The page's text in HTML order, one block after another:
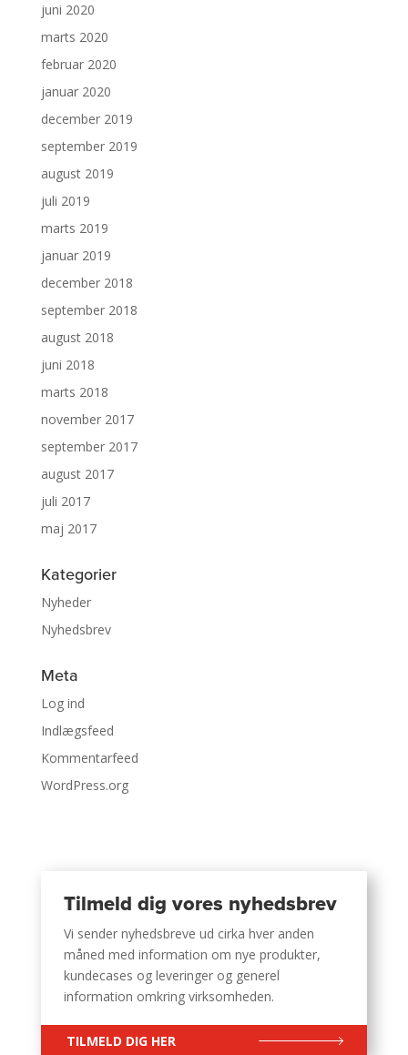
juni 2020
marts 2020
februar 2020
januar 2020
december 2019
september 2019
august 2019
juli 2019
marts 2019
januar 2019
december 2018
september 2018
august 2018
juni 2018
marts 2018
november 2017
september 2017
august 2017
juli 2017
maj 2017
Kategorier
Nyheder
Nyhedsbrev
Meta
Log ind
Indlægsfeed
Kommentarfeed
WordPress.org
Tilmeld dig vores nyhedsbrev
Vi sender nyhedsbreve ud cirka hver anden
måned med information om nye produkter,
kundecases og leveringer og generel
information omkring virksomheden.
TILMELD DIG HER